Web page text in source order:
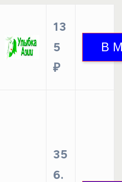
13
5
₽
35
6.